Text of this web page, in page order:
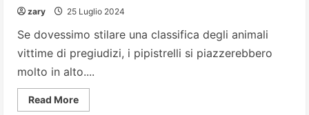
zary 25 Luglio 2024
Se dovessimo stilare una classifica degli animali
vittime di pregiudizi, i pipistrelli si piazzerebbero
molto in alto....
Read MoreRead
more